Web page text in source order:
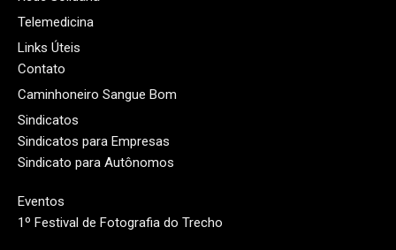
Telemedicina
Links Úteis
Contato
Caminhoneiro Sangue Bom
Sindicatos
Sindicatos para Empresas
Sindicato para Autônomos
Eventos
1º Festival de Fotografia do Trecho